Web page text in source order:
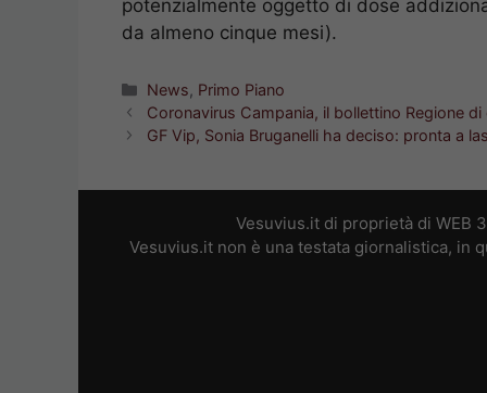
potenzialmente oggetto di dose
da almeno cinque mesi).
Categorie
News, Primo Piano
Coronavirus Campania, il bollettino Regione
GF Vip, Sonia Bruganelli ha deciso: pronta a
Vesuvius.it di proprietà di WEB
Vesuvius.it non è una testata giornalistica, in